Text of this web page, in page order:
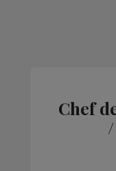
Chef